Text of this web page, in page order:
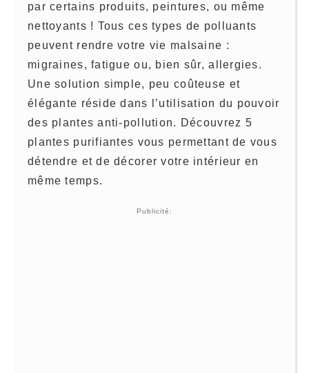
par certains produits, peintures, ou même
nettoyants ! Tous ces types de polluants
peuvent rendre votre vie malsaine :
migraines, fatigue ou, bien sûr, allergies.
Une solution simple, peu coûteuse et
élégante réside dans l’utilisation du pouvoir
des plantes anti-pollution. Découvrez 5
plantes purifiantes vous permettant de vous
détendre et de décorer votre intérieur en
même temps.
Publicité: